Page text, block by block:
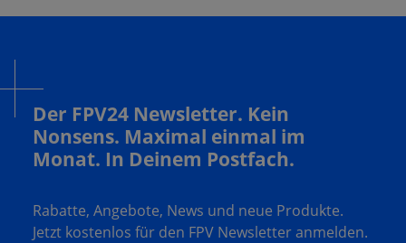
Der FPV24 Newsletter. Kein
Nonsens. Maximal einmal im
Monat. In Deinem Postfach.
Rabatte, Angebote, News und neue Produkte.
Jetzt kostenlos für den FPV Newsletter anmelden.